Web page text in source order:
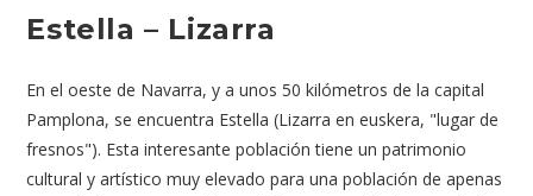
Estella – Lizarra
En el oeste de Navarra, y a unos 50 kilómetros de la capital
Pamplona, se encuentra Estella (Lizarra en euskera, "lugar de
fresnos"). Esta interesante población tiene un patrimonio
cultural y artístico muy elevado para una población de apenas